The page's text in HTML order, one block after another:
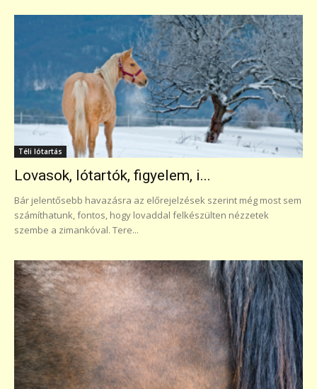
Téli lótartás
Lovasok, lótartók, figyelem, i...
Bár jelentősebb havazásra az előrejelzések szerint még most sem
számíthatunk, fontos, hogy lovaddal felkészülten nézzetek
szembe a zimankóval. Tere...